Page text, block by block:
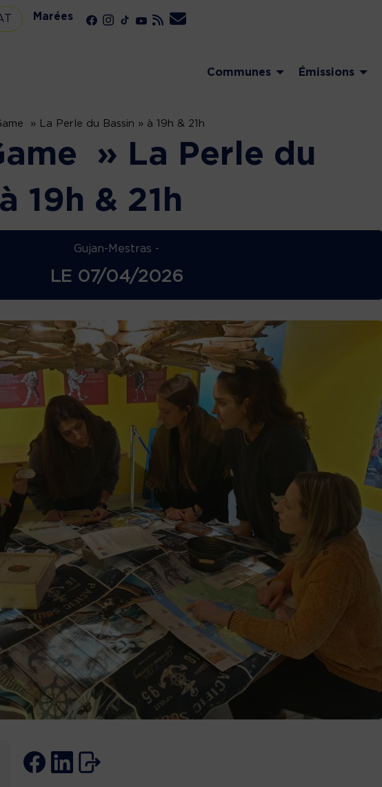
Marées
Communes Émissions
» La Perle du Bassin » à 19h & 21h
» La Perle du
19h & 21h
Gujan-Mestras -
LE 07/04/2026